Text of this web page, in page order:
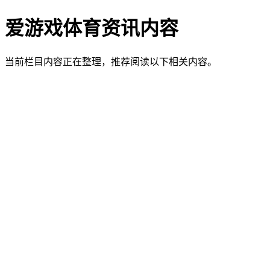
爱游戏体育资讯内容
当前栏目内容正在整理，推荐阅读以下相关内容。